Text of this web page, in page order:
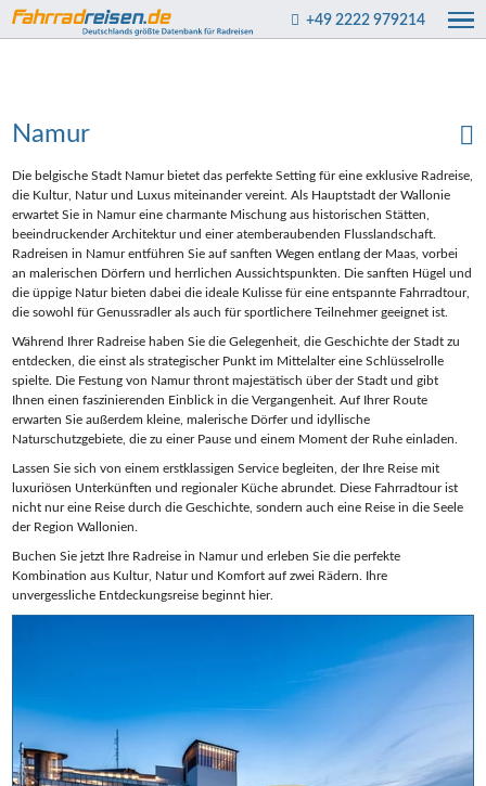
+49 2222 979214
Namur
Die belgische Stadt Namur bietet das perfekte Setting für eine exklusive Radreise,
die Kultur, Natur und Luxus miteinander vereint. Als Hauptstadt der Wallonie
erwartet Sie in Namur eine charmante Mischung aus historischen Stätten,
beeindruckender Architektur und einer atemberaubenden Flusslandschaft.
Radreisen in Namur entführen Sie auf sanften Wegen entlang der Maas, vorbei
an malerischen Dörfern und herrlichen Aussichtspunkten. Die sanften Hügel und
die üppige Natur bieten dabei die ideale Kulisse für eine entspannte Fahrradtour,
die sowohl für Genussradler als auch für sportlichere Teilnehmer geeignet ist.
Während Ihrer Radreise haben Sie die Gelegenheit, die Geschichte der Stadt zu
entdecken, die einst als strategischer Punkt im Mittelalter eine Schlüsselrolle
spielte. Die Festung von Namur thront majestätisch über der Stadt und gibt
Ihnen einen faszinierenden Einblick in die Vergangenheit. Auf Ihrer Route
erwarten Sie außerdem kleine, malerische Dörfer und idyllische
Naturschutzgebiete, die zu einer Pause und einem Moment der Ruhe einladen.
Lassen Sie sich von einem erstklassigen Service begleiten, der Ihre Reise mit
luxuriösen Unterkünften und regionaler Küche abrundet. Diese Fahrradtour ist
nicht nur eine Reise durch die Geschichte, sondern auch eine Reise in die Seele
der Region Wallonien.
Buchen Sie jetzt Ihre Radreise in Namur und erleben Sie die perfekte
Kombination aus Kultur, Natur und Komfort auf zwei Rädern. Ihre
unvergessliche Entdeckungsreise beginnt hier.